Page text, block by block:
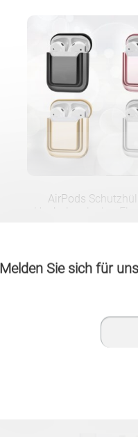
AirPods
Hochglanzlack –
Melden Sie sich für